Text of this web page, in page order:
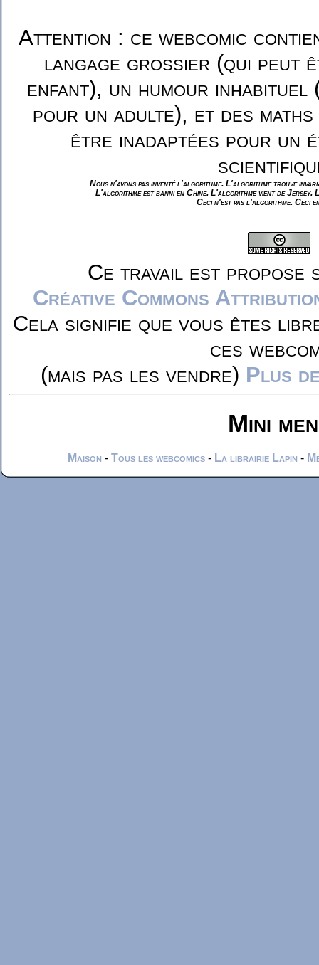
Attention : ce webcomic
langage grossier (qui peut
enfant), un humour inhabituel
pour un adulte), et des maths
être inadaptées pour un
Nous n'avons pas inventé l'algorithme. L'algorithme trouve
L'algorithme est banni en Chine. L'algorithme vient de Jersey.
Ceci n'est pas l'algorithme. Ceci
Ce travail est propose
Créative Commons
Cela signifie que vous êtes
ces
(mais pas les vendre) Plus
Mini
Maison - Tous les webcomics - La librairie Lapin -